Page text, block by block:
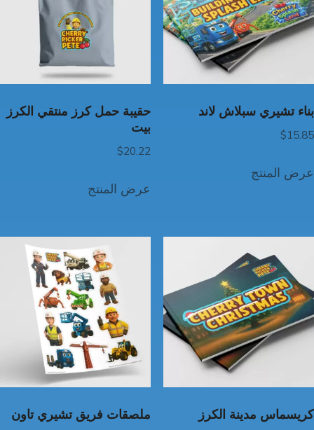
بناء تشيري سبلاش لاند
$15.85
عرض المنتج
حقيبة حمل كرز منتقي الكرز
بيت
$20.22
عرض المنتج
كريسماس مدينة الكرز ملصقات فريق تشيري تاون